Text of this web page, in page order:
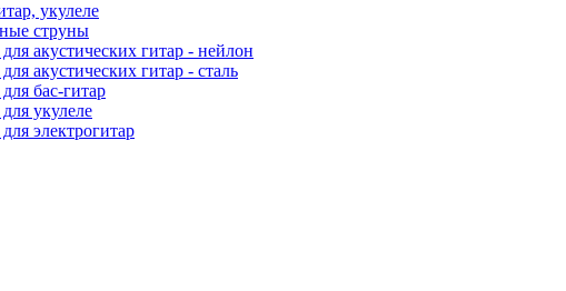
укулеле
струны
акустических гитар - нейлон
акустических гитар - сталь
бас-гитар
укулеле
электрогитар